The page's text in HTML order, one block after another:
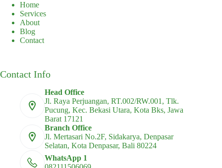
Home
Services
About
Blog
Contact
Contact Info
Head Office
Jl. Raya Perjuangan, RT.002/RW.001, Tlk.
Pucung, Kec. Bekasi Utara, Kota Bks, Jawa
Barat 17121
Branch Office
Jl. Mertasari No.2F, Sidakarya, Denpasar
Selatan, Kota Denpasar, Bali 80224
WhatsApp 1